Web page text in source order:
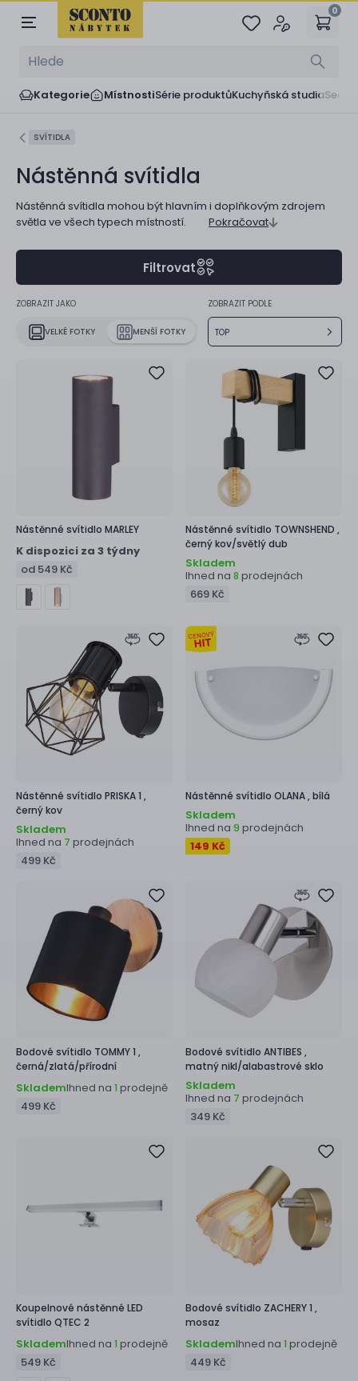
0
Kategorie MístnostiSérie produktůKuchyňská studia
SVÍTIDLA
Nástěnná svítidla
Nástěnná svítidla mohou být hlavním i doplňkovým zdrojem
světla ve všech typech místností.
Pokračovat
Filtrovat
ZOBRAZIT JAKO
VELKÉ FOTKY MENŠÍ FOTKY
ZOBRAZIT PODLE
TOP
Nástěnné svítidlo MARLEY
K dispozici za 3 týdny
od 549 Kč
Nástěnné svítidlo TOWNSHEND ,
černý kov/světlý dub
Skladem
Ihned na 8 prodejnách
669 Kč
Nástěnné svítidlo PRISKA 1 ,
černý kov
Skladem
Ihned na 7 prodejnách
499 Kč
Nástěnné svítidlo OLANA ,bílá
Skladem
Ihned na 9 prodejnách
149 Kč
Bodové svítidlo TOMMY 1 ,
černá/zlatá/přírodní
SklademIhned na 1 prodejně
499 Kč
Bodové svítidlo ANTIBES ,
matný nikl/alabastrové sklo
Skladem
Ihned na 7 prodejnách
349 Kč
Koupelnové nástěnné LED
svítidlo QTEC 2
SklademIhned na 1 prodejně
549 Kč
Bodové svítidlo ZACHERY 1 ,
mosaz
SklademIhned na 1 prodejně
449 Kč